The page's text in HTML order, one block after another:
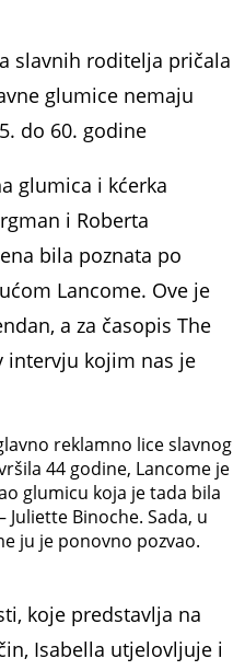
slavnih roditelja pričala
glumice nemaju
do 60. godine
glumica i kćerka
i Roberta
bila poznata po
Lancome. Ove je
a za časopis The
intervju kojim nas je
reklamno lice slavnog
44 godine, Lancome je
glumicu koja je tada bila
Juliette Binoche. Sada, u
ju je ponovno pozvao.
koje predstavlja na
Isabella utjelovljuje i